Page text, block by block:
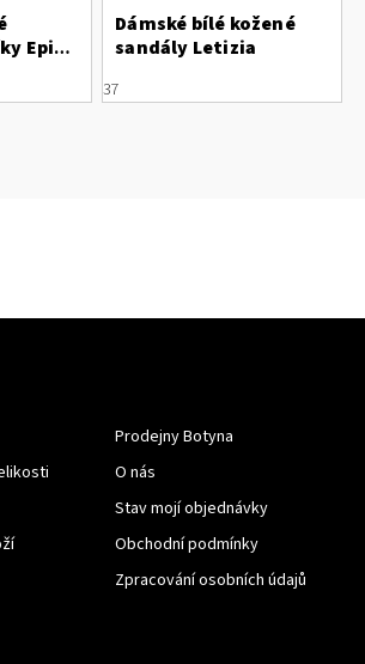
Epica
Dámské bílé kožené
sandály Letizia
37
Prodejny Botyna
O nás
Stav mojí objednávky
Obchodní podmínky
Zpracování osobních údajů